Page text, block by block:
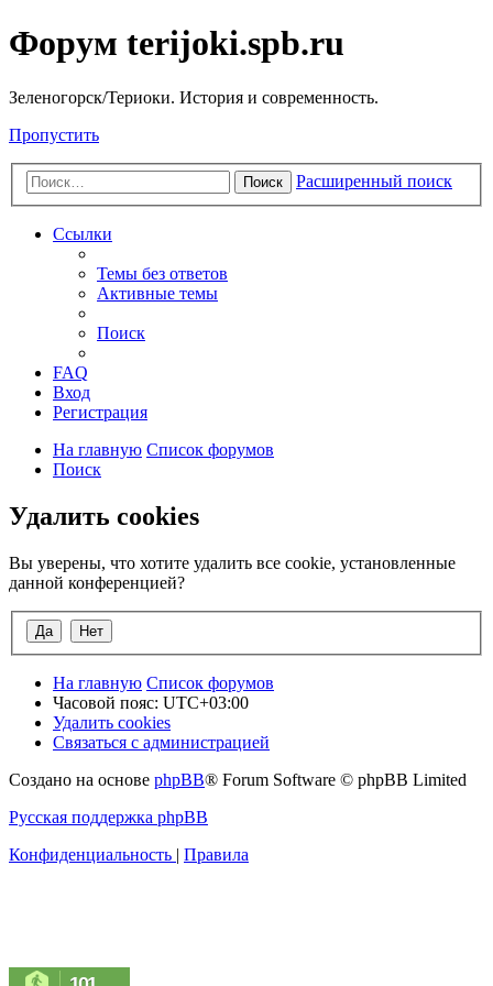
Форум terijoki.spb.ru
Зеленогорск/Териоки. История и современность.
Пропустить
Поиск Расширенный поиск
Ссылки
Темы без ответов
Активные темы
Поиск
FAQ
Вход
Регистрация
На главную Список форумов
Поиск
Удалить cookies
Вы уверены, что хотите удалить все cookie, установленные
данной конференцией?
На главную Список форумов
Часовой пояс: UTC+03:00
Удалить cookies
Связаться с администрацией
Создано на основе phpBB® Forum Software © phpBB Limited
Русская поддержка phpBB
Конфиденциальность | Правила